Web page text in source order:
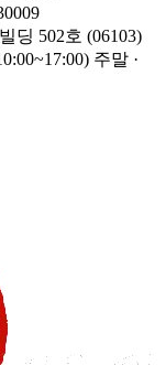
딩 502호 (06103)
주말 ·